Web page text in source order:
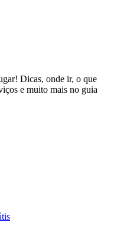
Dicas, onde ir, o que
e muito mais no guia